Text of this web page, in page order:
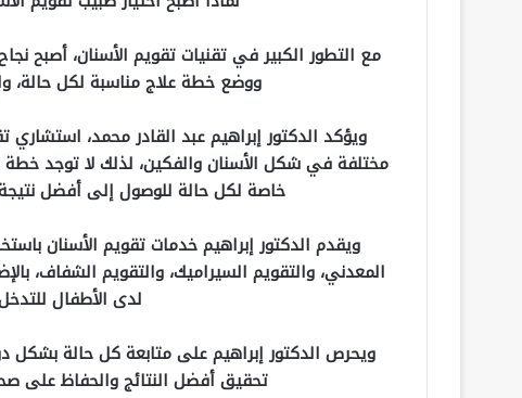
مع التطور الكبير في تقنيات تقويم الأسنان،
ووضع خطة علاج مناسبة لكل حالة،
ويؤكد الدكتور إبراهيم عبد القادر محمد،
مختلفة في شكل الأسنان والفكين، لذلك لا توجد
خاصة لكل حالة للوصول إلى أفضل
ويقدم الدكتور إبراهيم خدمات تقويم الأسنان
المعدني، والتقويم السيراميك، والتقويم الشفاف،
لدى الأطفال
ويحرص الدكتور إبراهيم على متابعة كل حالة
تحقيق أفضل النتائج والحفاظ على